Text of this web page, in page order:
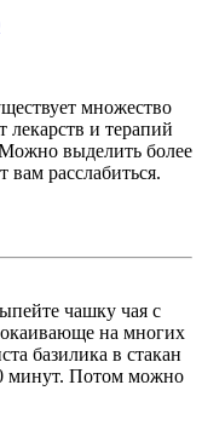
множество
лекарств и терапий
выделить более
вам расслабиться.
чашку чая с
на многих
базилика в стакан
минут. Потом можно